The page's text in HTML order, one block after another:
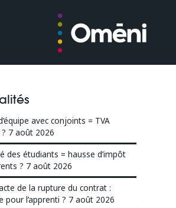
avec conjoints = TVA
7 août 2026
des étudiants = hausse d’impôt
? 7 août 2026
de la rupture du contrat :
pour l’apprenti ? 7 août 2026